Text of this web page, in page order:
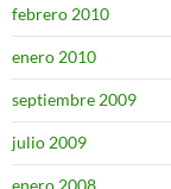
febrero 2010
enero 2010
septiembre 2009
julio 2009
enero 2008